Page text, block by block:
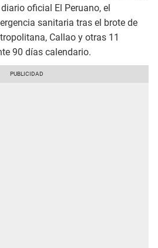
oficial El Peruano, el
sanitaria tras el brote de
Callao y otras 11
90 días calendario.